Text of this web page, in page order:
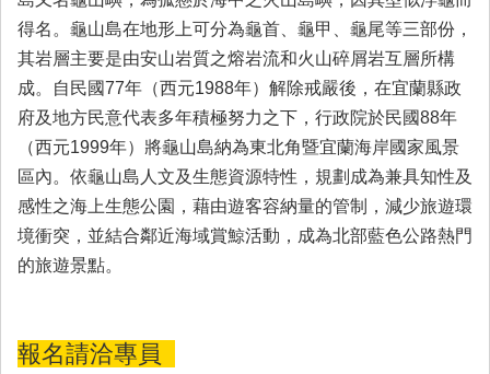
得名。龜山島在地形上可分為龜首、龜甲、龜尾等三部份，
其岩層主要是由安山岩質之熔岩流和火山碎屑岩互層所構
成。自民國77年（西元1988年）解除戒嚴後，在宜蘭縣政
府及地方民意代表多年積極努力之下，行政院於民國88年
（西元1999年）將龜山島納為東北角暨宜蘭海岸國家風景
區內。依龜山島人文及生態資源特性，規劃成為兼具知性及
感性之海上生態公園，藉由遊客容納量的管制，減少旅遊環
境衝突，並結合鄰近海域賞鯨活動，成為北部藍色公路熱門
的旅遊景點。
報名請洽專員